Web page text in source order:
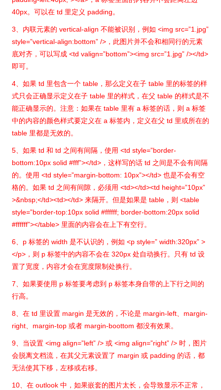
40px。可以在 td 里定义 padding。
3、内联元素的 vertical-align 不能被识别，例如 <img src=”1.jpg”
style=”vertical-align:bottom” />，此图片并不会和相同行的元素
底对齐，可以写成 <td valign=”bottom”><img src=”1.jpg” /></td>
即可。
4、如果 td 里包含一个 table，那么定义在子 table 里的标签的样
式只会正确显示定义在子 table 里的样式，在父 table 的样式是不
能正确显示的。注意：如果在 table 里有 a 标签的话，则 a 标签
中的内容的颜色样式要定义在 a 标签内，定义在父 td 里或所在的
table 里都是无效的。
5、如果 td 和 td 之间有间隔，使用 <td style=”border-
bottom:10px solid #fff”></td>，这样写的话 td 之间是不会有间隔
的。使用 <td style=”margin-bottom: 10px”></td> 也是不会有空
格的。如果 td 之间有间隙，必须用 <td></td><td height=”10px”
>&nbsp;</td><td></td> 来隔开。但是如果是 table，则 <table
style=”border-top:10px solid #ffffff; border-bottom:20px solid
#ffffff”></table> 里面的内容会在上下有空行。
6、p 标签的 width 是不认识的，例如 <p style=” width:320px” >
</p>，则 p 标签中的内容不会在 320px 处自动换行。只有 td 设
置了宽度，内容才会在宽度限制处换行。
7、如果要使用 p 标签要考虑到 p 标签本身自带的上下行之间的
行高。
8、在 td 里设置 margin 是无效的，不论是 margin-left、margin-
right、margin-top 或者 margin-boottom 都没有效果。
9、当设置 <img align=”left” /> 或 <img align=”right” /> 时，图片
会脱离文档流，在其父元素设置了 margin 或 padding 的话，都
无法使其下移，左移或右移。
10、在 outlook 中，如果嵌套的图片太长，会导致显示不正常，